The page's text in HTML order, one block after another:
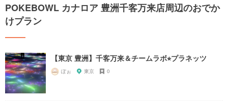
POKEBOWL カナロア 豊洲千客万来店周辺のおでか
けプラン
【東京 豊洲】千客万来＆チームラボ⭐︎プラネッツ
ぽぉ 東京 0